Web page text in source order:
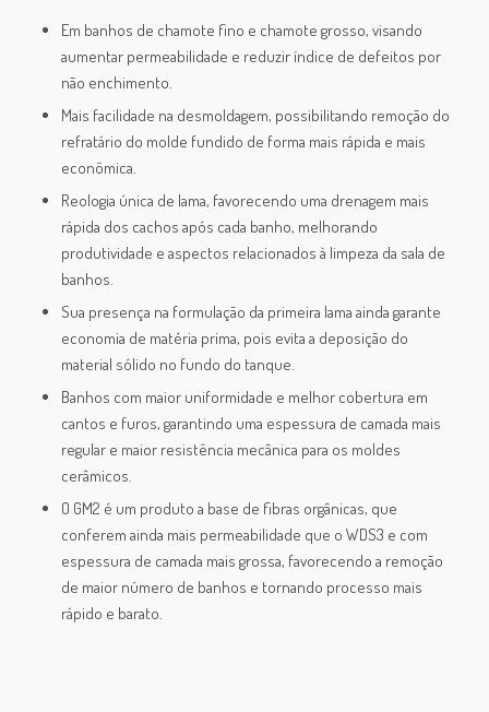
Em banhos de chamote fino e chamote grosso, visando
aumentar permeabilidade e reduzir índice de defeitos por
não enchimento.
Mais facilidade na desmoldagem, possibilitando remoção do
refratário do molde fundido de forma mais rápida e mais
econômica.
Reologia única de lama, favorecendo uma drenagem mais
rápida dos cachos após cada banho, melhorando
produtividade e aspectos relacionados à limpeza da sala de
banhos.
Sua presença na formulação da primeira lama ainda garante
economia de matéria prima, pois evita a deposição do
material sólido no fundo do tanque.
Banhos com maior uniformidade e melhor cobertura em
cantos e furos, garantindo uma espessura de camada mais
regular e maior resistência mecânica para os moldes
cerâmicos.
O GM2 é um produto a base de fibras orgânicas, que
conferem ainda mais permeabilidade que o WDS3 e com
espessura de camada mais grossa, favorecendo a remoção
de maior número de banhos e tornando processo mais
rápido e barato.